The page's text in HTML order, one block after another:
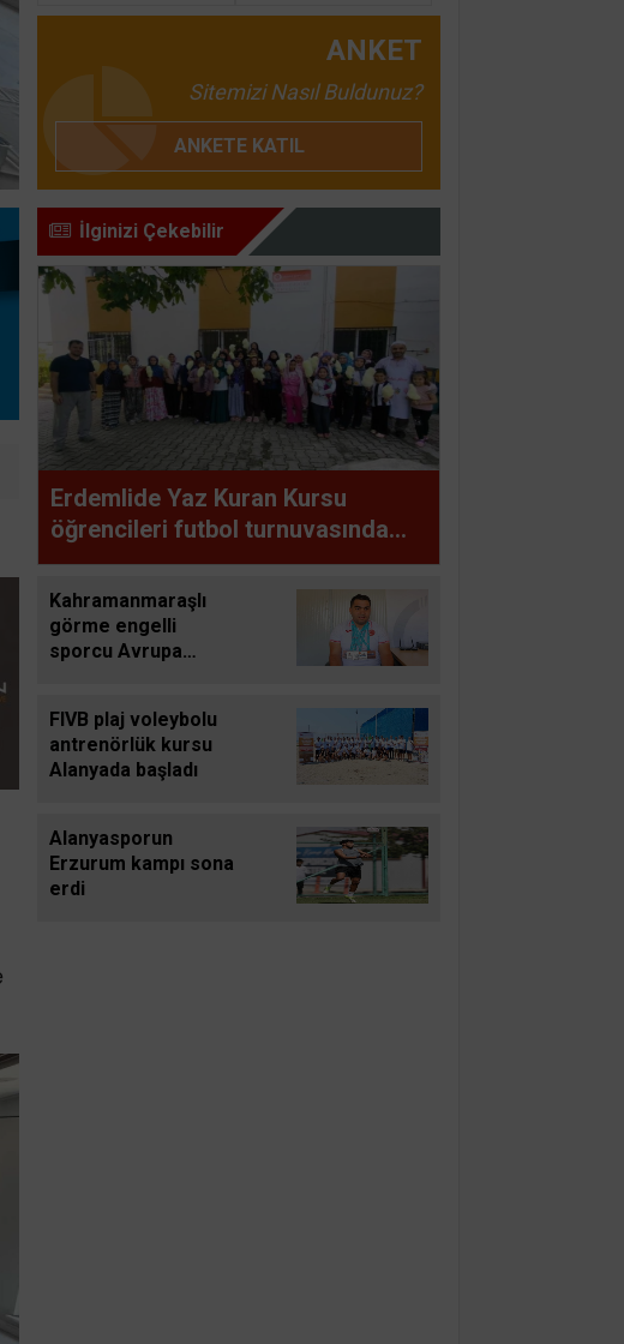
ANKET
Sitemizi Nasıl Buldunuz?
ANKETE KATIL
İlginizi Çekebilir
Erdemlide Yaz Kuran Kursu
öğrencileri futbol turnuvasında
buluştu
Kahramanmaraşlı
görme engelli
sporcu Avrupa
FIVB plaj voleybolu
antrenörlük kursu
Alanyada başladı
Alanyasporun
Erzurum kampı sona
erdi